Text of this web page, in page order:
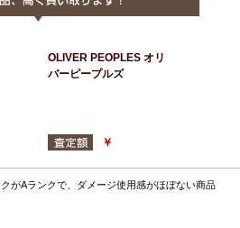
OLIVER PEOPLES オリ
バーピープルズ
￥
がAランクで、ダメージ使用感がほぼない商品